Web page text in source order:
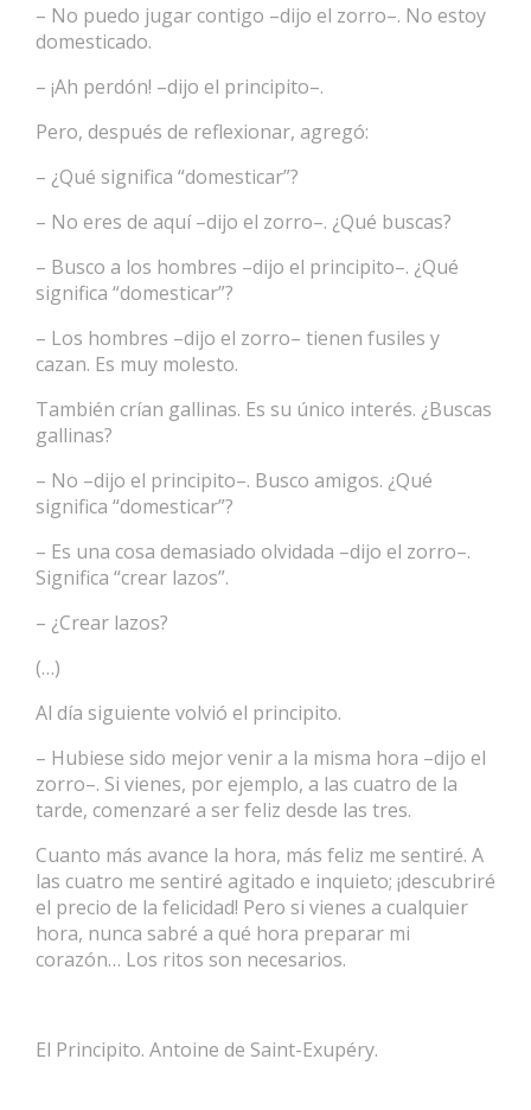
– No puedo jugar contigo –dijo el zorro–. No estoy
domesticado.
– ¡Ah perdón! –dijo el principito–.
Pero, después de reflexionar, agregó:
– ¿Qué significa “domesticar”?
– No eres de aquí –dijo el zorro–. ¿Qué buscas?
– Busco a los hombres –dijo el principito–. ¿Qué
significa “domesticar”?
– Los hombres –dijo el zorro– tienen fusiles y
cazan. Es muy molesto.
También crían gallinas. Es su único interés. ¿Buscas
gallinas?
– No –dijo el principito–. Busco amigos. ¿Qué
significa “domesticar”?
– Es una cosa demasiado olvidada –dijo el zorro–.
Significa “crear lazos”.
– ¿Crear lazos?
(…)
Al día siguiente volvió el principito.
– Hubiese sido mejor venir a la misma hora –dijo el
zorro–. Si vienes, por ejemplo, a las cuatro de la
tarde, comenzaré a ser feliz desde las tres.
Cuanto más avance la hora, más feliz me sentiré. A
las cuatro me sentiré agitado e inquieto; ¡descubriré
el precio de la felicidad! Pero si vienes a cualquier
hora, nunca sabré a qué hora preparar mi
corazón… Los ritos son necesarios.
El Principito. Antoine de Saint-Exupéry.